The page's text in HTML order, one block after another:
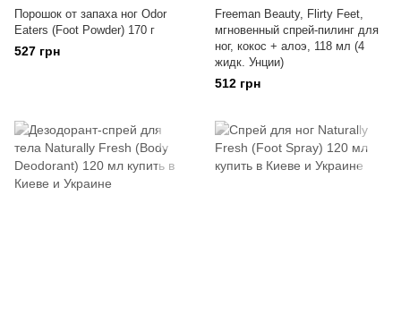
Порошок от запаха ног Odor
Eaters (Foot Powder) 170 г
527 грн
Freeman Beauty, Flirty Feet,
мгновенный спрей-пилинг для
ног, кокос + алоэ, 118 мл (4
жидк. Унции)
512 грн